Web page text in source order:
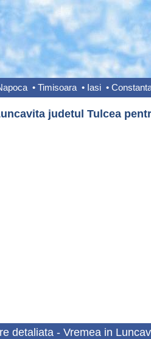
• Timisoara • Iasi •
judetul Tulcea
detaliata - Vremea in